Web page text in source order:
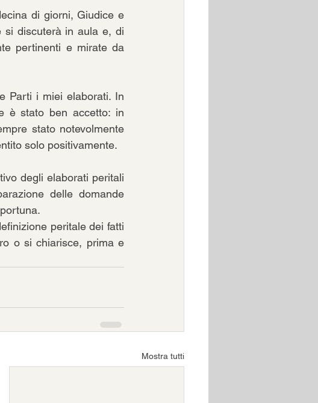
di giorni, Giudice e
si discuterà in aula e, di
pertinenti e mirate da
Parti i miei elaborati. In
è stato ben accetto: in
stato notevolmente
solo positivamente.
degli elaborati peritali
delle domande
peritale dei fatti
o si chiarisce, prima e
Mostra tutti